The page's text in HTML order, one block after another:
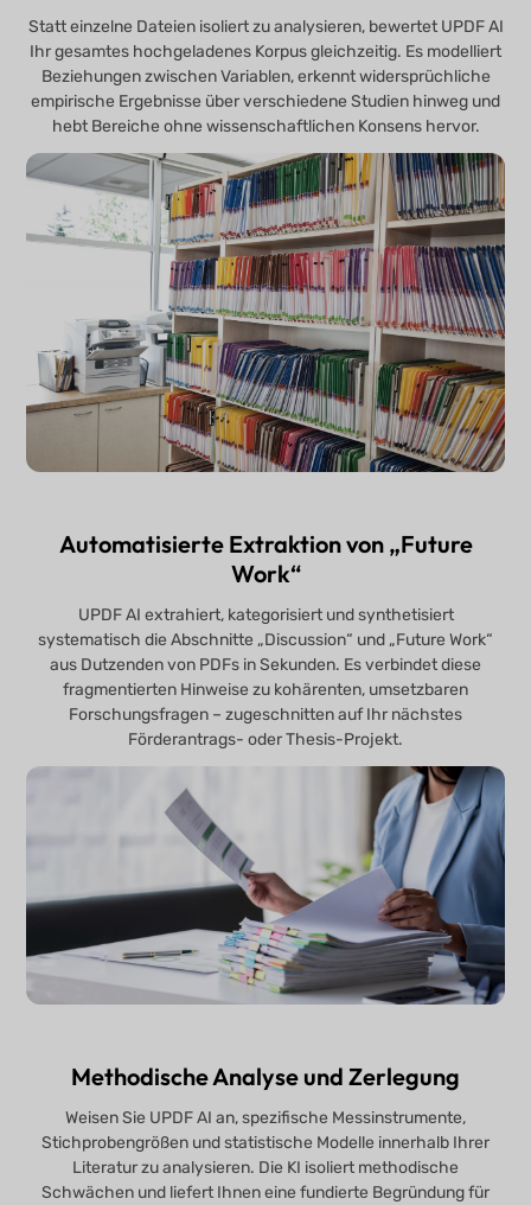
Statt einzelne Dateien isoliert zu analysieren, bewertet UPDF AI
Ihr gesamtes hochgeladenes Korpus gleichzeitig. Es modelliert
Beziehungen zwischen Variablen, erkennt widersprüchliche
empirische Ergebnisse über verschiedene Studien hinweg und
hebt Bereiche ohne wissenschaftlichen Konsens hervor.
Automatisierte Extraktion von „Future
Work“
UPDF AI extrahiert, kategorisiert und synthetisiert
systematisch die Abschnitte „Discussion“ und „Future Work“
aus Dutzenden von PDFs in Sekunden. Es verbindet diese
fragmentierten Hinweise zu kohärenten, umsetzbaren
Forschungsfragen – zugeschnitten auf Ihr nächstes
Förderantrags- oder Thesis-Projekt.
Methodische Analyse und Zerlegung
Weisen Sie UPDF AI an, spezifische Messinstrumente,
Stichprobengrößen und statistische Modelle innerhalb Ihrer
Literatur zu analysieren. Die KI isoliert methodische
Schwächen und liefert Ihnen eine fundierte Begründung für